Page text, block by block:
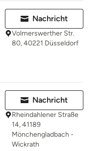
Nachricht
Volmerswerther Str.
80, 40221 Düsseldorf
Nachricht
Rheindahlener Straße
14, 41189
Mönchengladbach -
Wickrath